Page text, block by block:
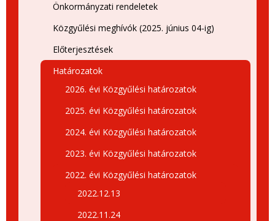
Önkormányzati rendeletek
Közgyűlési meghívók (2025. június 04-ig)
Előterjesztések
Határozatok
2026. évi Közgyűlési határozatok
2025. évi Közgyűlési határozatok
2024. évi Közgyűlési határozatok
2023. évi Közgyűlési határozatok
2022. évi Közgyűlési határozatok
2022.12.13
2022.11.24